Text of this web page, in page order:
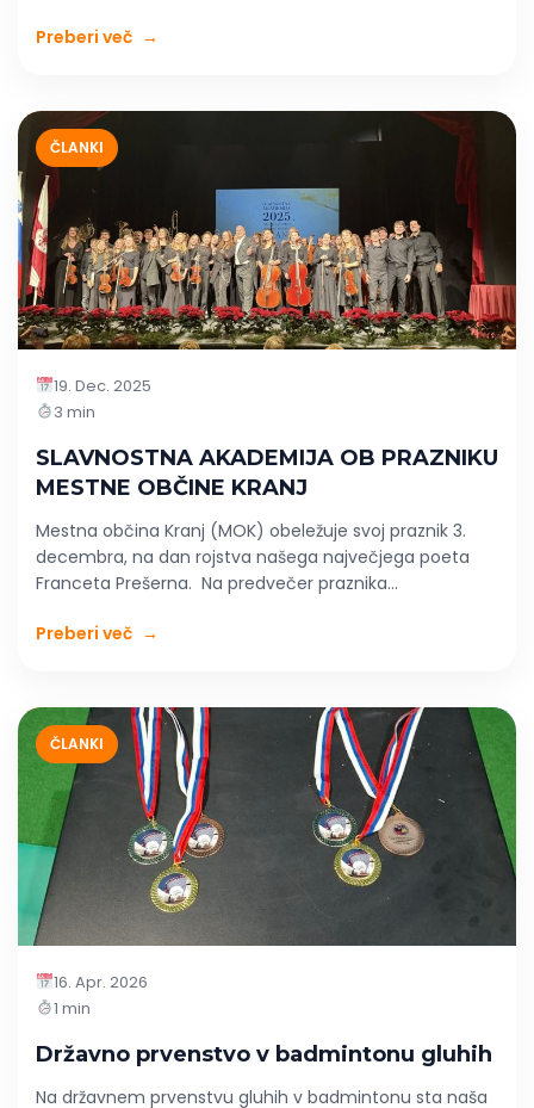
Preberi več →
ČLANKI
19. Dec. 2025
3 min
SLAVNOSTNA AKADEMIJA OB PRAZNIKU
MESTNE OBČINE KRANJ
Mestna občina Kranj (MOK) obeležuje svoj praznik 3.
decembra, na dan rojstva našega največjega poeta
Franceta Prešerna. Na predvečer praznika...
Preberi več →
ČLANKI
16. Apr. 2026
1 min
Državno prvenstvo v badmintonu gluhih
Na državnem prvenstvu gluhih v badmintonu sta naša